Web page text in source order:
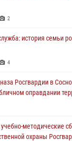
обязанности
Коми лично
оперативно
окружной этап
профессионального
охраны
приняли
2
история семьи
4
Росгвардии в
оправдании
методические
охраны